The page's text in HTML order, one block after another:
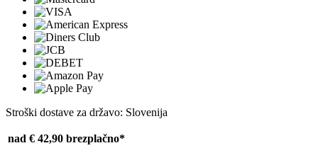
Stroški dostave za državo: Slovenija
nad € 42,90 brezplačno*